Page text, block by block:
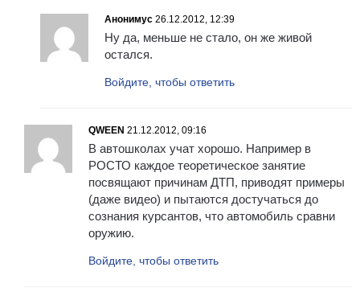
Анонимус 26.12.2012, 12:39
Ну да, меньше не стало, он же живой
остался.
Войдите, чтобы ответить
QWEEN 21.12.2012, 09:16
В автошколах учат хорошо. Например в
РОСТО каждое теоретическое занятие
посвящают причинам ДТП, приводят примеры
(даже видео) и пытаются достучаться до
сознания курсантов, что автомобиль сравни
оружию.
Войдите, чтобы ответить